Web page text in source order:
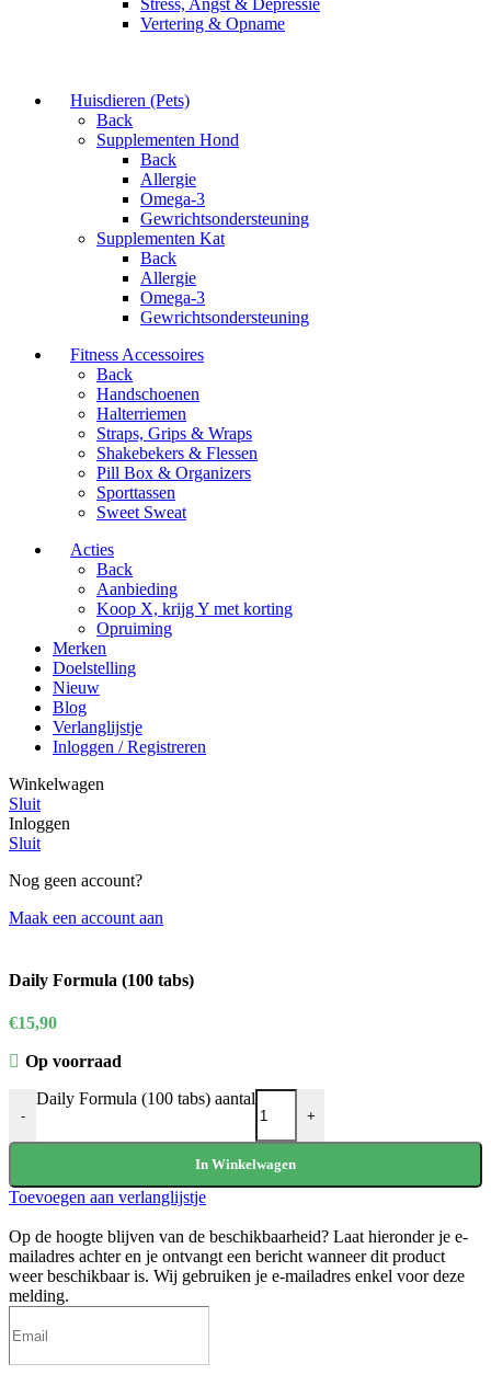
Vertering & Opname
Huisdieren (Pets)
Back
Supplementen Hond
Back
Allergie
Omega-3
Gewrichtsondersteuning
Supplementen Kat
Back
Allergie
Omega-3
Gewrichtsondersteuning
Fitness Accessoires
Back
Handschoenen
Halterriemen
Straps, Grips & Wraps
Shakebekers & Flessen
Pill Box & Organizers
Sporttassen
Sweet Sweat
Acties
Back
Aanbieding
Koop X, krijg Y met korting
Opruiming
Merken
Doelstelling
Nieuw
Blog
Verlanglijstje
Inloggen / Registreren
Winkelwagen
Sluit
Inloggen
Sluit
Nog geen account?
Maak een account aan
Daily Formula (100 tabs)
€15,90
Op voorraad
-
Daily Formula (100 tabs) aantal
+
In Winkelwagen
Toevoegen aan verlanglijstje
Op de hoogte blijven van de beschikbaarheid? Laat hieronder je e-
mailadres achter en je ontvangt een bericht wanneer dit product
weer beschikbaar is. Wij gebruiken je e-mailadres enkel voor deze
melding.